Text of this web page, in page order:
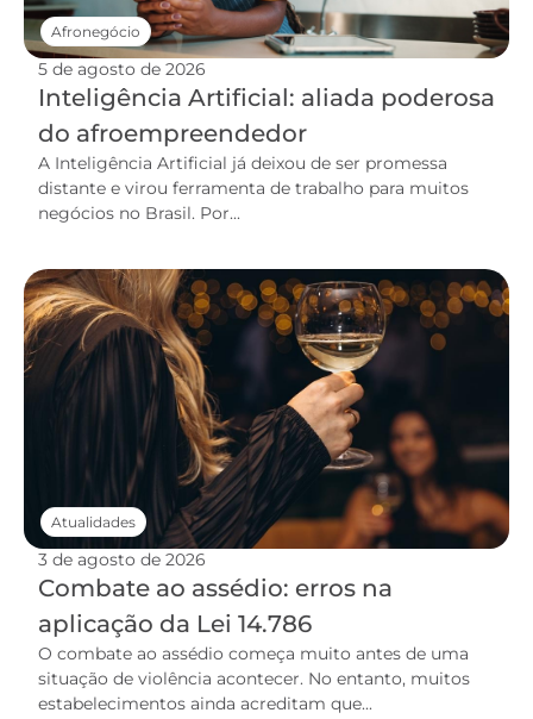
5 de agosto de 2026
Inteligência Artificial: aliada poderosa
do afroempreendedor
A Inteligência Artificial já deixou de ser promessa
distante e virou ferramenta de trabalho para muitos
negócios no Brasil. Por...
Afronegócio
3 de agosto de 2026
Combate ao assédio: erros na
aplicação da Lei 14.786
O combate ao assédio começa muito antes de uma
situação de violência acontecer. No entanto, muitos
estabelecimentos ainda acreditam que...
Atualidades